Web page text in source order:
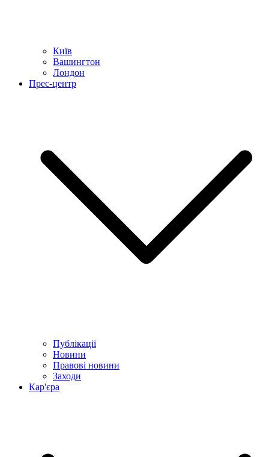
Київ
Вашингтон
Лондон
Прес-центр
Публікації
Новини
Правові новини
Заходи
Кар'єра